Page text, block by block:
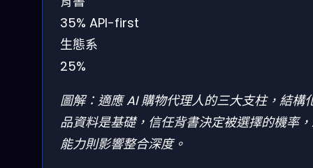
35% API-first
生態系
25%
圖解：適應 AI 購物代理人的三大支柱，結構
品資料是基礎，信任背書決定被選擇的機率
能力則影響整合深度。